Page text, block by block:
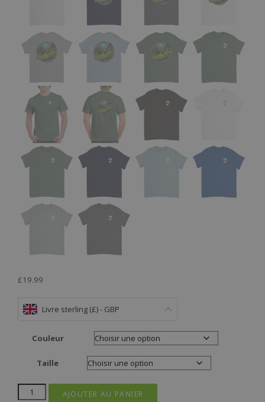
£19.99
Livre sterling (£) - GBP
Couleur
Taille
AJOUTER AU PANIER